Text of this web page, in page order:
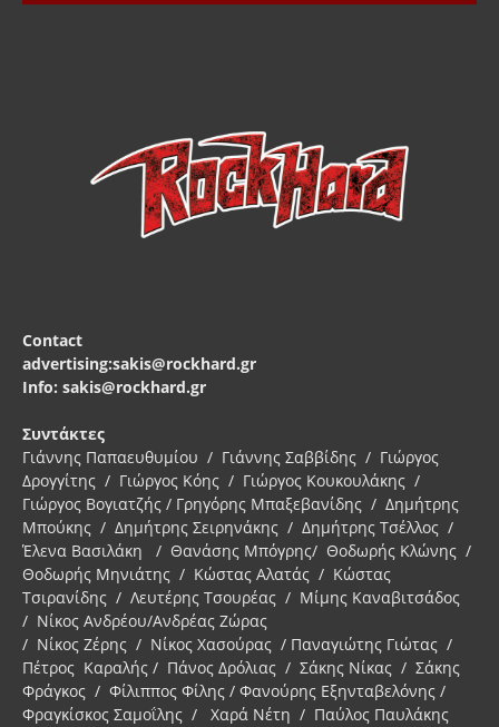
Contact
advertising:sakis@rockhard.gr
Info: sakis@rockhard.gr
Συντάκτες
Γιάννης Παπαευθυμίου / Γιάννης Σαββίδης / Γιώργος
Δρογγίτης / Γιώργος Κόης / Γιώργος Κουκουλάκης /
Γιώργος Βογιατζής / Γρηγόρης Μπαξεβανίδης / Δημήτρης
Μπούκης / Δημήτρης Σειρηνάκης / Δημήτρης Τσέλλος /
Έλενα Βασιλάκη / Θανάσης Μπόγρης/ Θοδωρής Κλώνης /
Θοδωρής Μηνιάτης / Κώστας Αλατάς / Κώστας
Τσιρανίδης / Λευτέρης Τσουρέας / Μίμης Καναβιτσάδος
/ Νίκος Ανδρέου/Ανδρέας Ζώρας
/ Νίκος Ζέρης / Νίκος Χασούρας / Παναγιώτης Γιώτας /
Πέτρος Καραλής / Πάνος Δρόλιας / Σάκης Νίκας / Σάκης
Φράγκος / Φίλιππος Φίλης / Φανούρης Εξηνταβελόνης /
Φραγκίσκος Σαμοΐλης / Χαρά Νέτη / Παύλος Παυλάκης